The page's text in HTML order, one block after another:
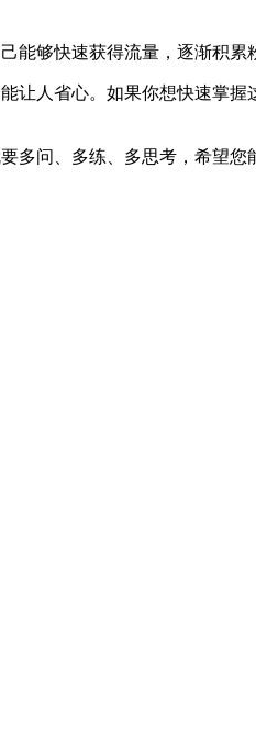
能够快速获得流量，逐渐积累
让人省心。如果你想快速掌握
多问、多练、多思考，希望您